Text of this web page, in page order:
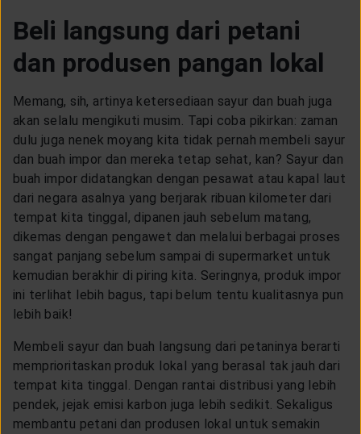
Beli langsung dari petani
dan produsen pangan lokal
Memang, sih, artinya ketersediaan sayur dan buah juga
akan selalu mengikuti musim. Tapi coba pikirkan: zaman
dulu juga nenek moyang kita tidak pernah membeli sayur
dan buah impor dan mereka tetap sehat, kan? Sayur dan
buah impor didatangkan dengan pesawat atau kapal laut
dari negara asalnya yang berjarak ribuan kilometer dari
tempat kita tinggal, dipanen jauh sebelum matang,
dikemas dengan pengawet dan melalui berbagai proses
sangat panjang sebelum sampai di supermarket untuk
kemudian berakhir di piring kita. Seringnya, produk impor
ini terlihat lebih bagus, tapi belum tentu kualitasnya pun
lebih baik!
Membeli sayur dan buah langsung dari petaninya berarti
memprioritaskan produk lokal yang berasal tak jauh dari
tempat kita tinggal. Dengan rantai distribusi yang lebih
pendek, jejak emisi karbon juga lebih sedikit. Sekaligus
membantu petani dan produsen lokal untuk semakin